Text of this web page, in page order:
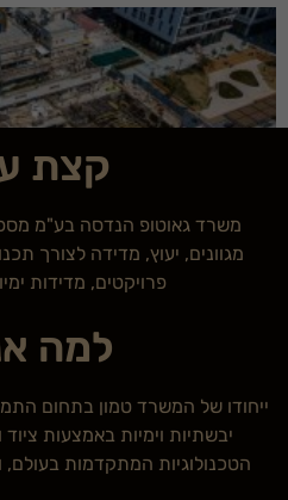
קצת
משרד גאוטופ הנדסה בע"מ
מגוונים, יעוץ, מדידה לצורך
פרויקטים, מדידות
למה
ייחודו של המשרד טמון בתחום
יבשתיות וימיות באמצעות
הטכנולוגיות המתקדמות בעולם,